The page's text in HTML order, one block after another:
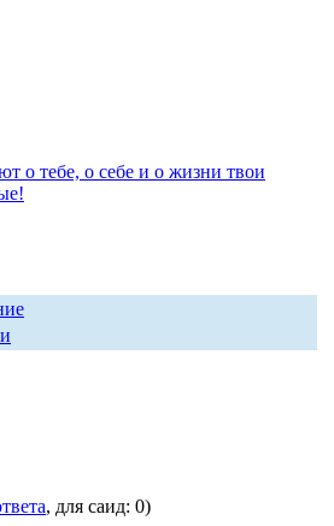
о тебе, о себе и о жизни твои
, для саид: 0)